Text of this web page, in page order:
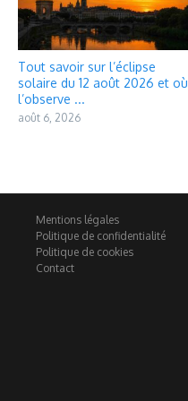
Tout savoir sur l’éclipse
solaire du 12 août 2026 et où
l’observe ...
août 6, 2026
Mentions légales
Politique de confidentialité
Politique de cookies
Contact